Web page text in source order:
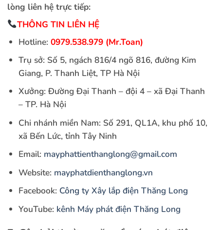
lòng liên hệ trực tiếp:
THÔNG TIN LIÊN HỆ
Hotline: 0979.538.979 (Mr.Toan)
Trụ sở: Số 5, ngách 816/4 ngõ 816, đường Kim
Giang, P. Thanh Liệt, TP Hà Nội
Xưởng: Đường Đại Thanh – đội 4 – xã Đại Thanh
– TP. Hà Nội
Chi nhánh miền Nam: Số 291, QL1A, khu phố 10,
xã Bến Lức, tỉnh Tây Ninh
Email: mayphattienthanglong@gmail.com
Website: mayphatdienthanglong.vn
Facebook: Công ty Xây lắp điện Thăng Long
YouTube: kênh Máy phát điện Thăng Long